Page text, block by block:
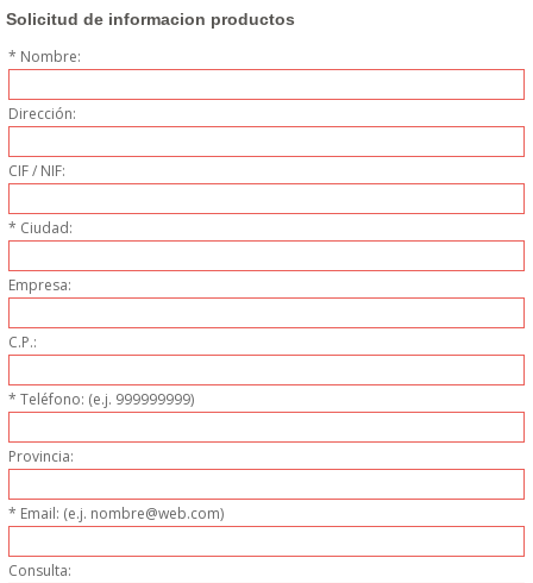
ELECTRODOM�STICOS
LIMPIEZA
MAQUINARIA CALIENTE
MAQUINARIA DE
ELABORACI�N
MAQUINARIA FRIA
MAQUINARIA DE LIMPIEZA
Solicitud de informacion productos
* Nombre:
Dirección:
CIF / NIF:
* Ciudad:
Empresa:
C.P.:
* Teléfono: (e.j. 999999999)
Provincia:
* Email: (e.j. nombre@web.com)
Consulta: